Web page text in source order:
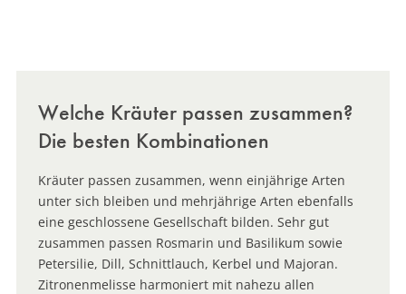
Welche Kräuter passen zusammen?
Die besten Kombinationen
Kräuter passen zusammen, wenn einjährige Arten
unter sich bleiben und mehrjährige Arten ebenfalls
eine geschlossene Gesellschaft bilden. Sehr gut
zusammen passen Rosmarin und Basilikum sowie
Petersilie, Dill, Schnittlauch, Kerbel und Majoran.
Zitronenmelisse harmoniert mit nahezu allen